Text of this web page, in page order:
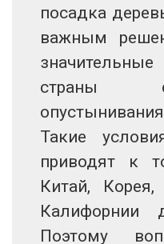
посадка
важным
страны
Такие
приводят к
Китай,
Калифорнии
Поэтому